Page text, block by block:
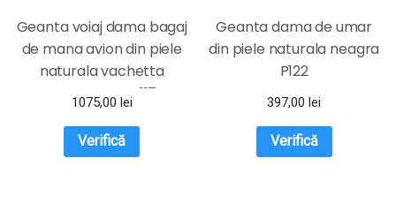
Geanta voiaj dama bagaj
de mana avion din piele
naturala vachetta
neagra FGVD117
1075,00 lei
Verifică
Geanta dama de umar
din piele naturala neagra
P122
397,00lei
Verifică